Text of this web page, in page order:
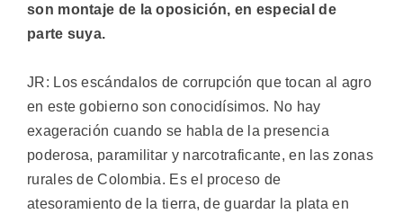
son montaje de la oposición, en especial de
parte suya.
JR: Los escándalos de corrupción que tocan al agro
en este gobierno son conocidísimos. No hay
exageración cuando se habla de la presencia
poderosa, paramilitar y narcotraficante, en las zonas
rurales de Colombia. Es el proceso de
atesoramiento de la tierra, de guardar la plata en